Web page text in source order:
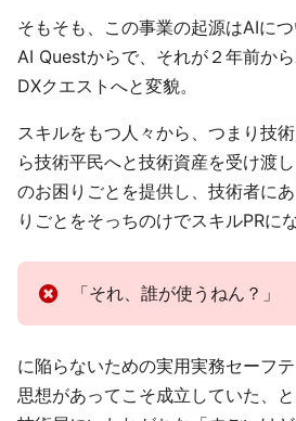
そもそも、この事業の起源はAIに
AI Questからで、それが２年前か
DXクエストへと変貌。
スキルをもつ人々から、つまり技
ら技術平民へと技術資産を受け渡
のお困りごとを提供し、技術者に
りごとをそっちのけでスキルPRに
「それ、誰が使うねん？」
に陥らないための実用実務セーフ
思想があってこそ成立していた、と